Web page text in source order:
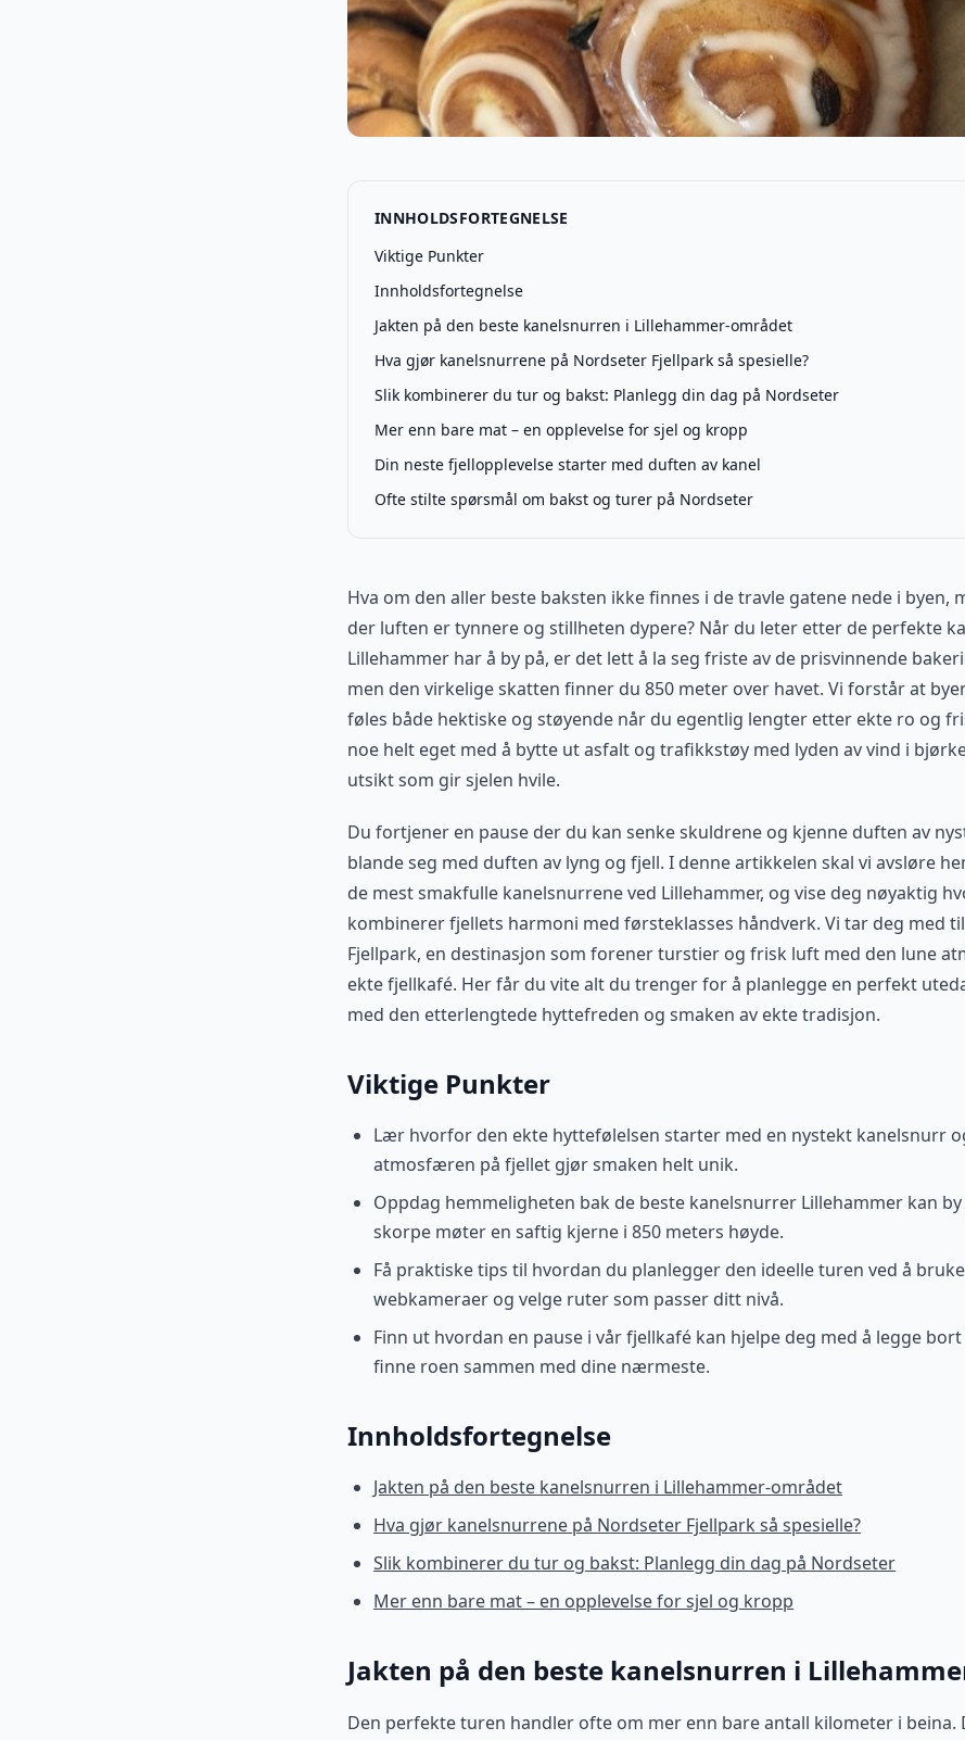
INNHOLDSFORTEGNELSE
Viktige Punkter
Innholdsfortegnelse
Jakten på den beste kanelsnurren i Lillehammer-området
Hva gjør kanelsnurrene på Nordseter Fjellpark så spesielle?
Slik kombinerer du tur og bakst: Planlegg din dag på Nordseter
Mer enn bare mat – en opplevelse for sjel og kropp
Din neste fjellopplevelse starter med duften av kanel
Ofte stilte spørsmål om bakst og turer på Nordseter
Hva om den aller beste baksten ikke finnes i de travle gatene nede i byen,
der luften er tynnere og stillheten dypere? Når du leter etter de perfekte
Lillehammer har å by på, er det lett å la seg friste av de prisvinnende
men den virkelige skatten finner du 850 meter over havet. Vi forstår at
føles både hektiske og støyende når du egentlig lengter etter ekte ro og
noe helt eget med å bytte ut asfalt og trafikkstøy med lyden av vind i
utsikt som gir sjelen hvile.
Du fortjener en pause der du kan senke skuldrene og kjenne duften av
blande seg med duften av lyng og fjell. I denne artikkelen skal vi avsløre
de mest smakfulle kanelsnurrene ved Lillehammer, og vise deg nøyaktig
kombinerer fjellets harmoni med førsteklasses håndverk. Vi tar deg med
Fjellpark, en destinasjon som forener turstier og frisk luft med den lune
ekte fjellkafé. Her får du vite alt du trenger for å planlegge en perfekt
med den etterlengtede hyttefreden og smaken av ekte tradisjon.
Viktige Punkter
Lær hvorfor den ekte hyttefølelsen starter med en nystekt kanelsnurr
atmosfæren på fjellet gjør smaken helt unik.
Oppdag hemmeligheten bak de beste kanelsnurrer Lillehammer kan
skorpe møter en saftig kjerne i 850 meters høyde.
Få praktiske tips til hvordan du planlegger den ideelle turen ved å
webkameraer og velge ruter som passer ditt nivå.
Finn ut hvordan en pause i vår fjellkafé kan hjelpe deg med å legge
finne roen sammen med dine nærmeste.
Innholdsfortegnelse
Jakten på den beste kanelsnurren i Lillehammer-området
Hva gjør kanelsnurrene på Nordseter Fjellpark så spesielle?
Slik kombinerer du tur og bakst: Planlegg din dag på Nordseter
Mer enn bare mat – en opplevelse for sjel og kropp
Jakten på den beste kanelsnurren i
Den perfekte turen handler ofte om mer enn bare antall kilometer i beina.